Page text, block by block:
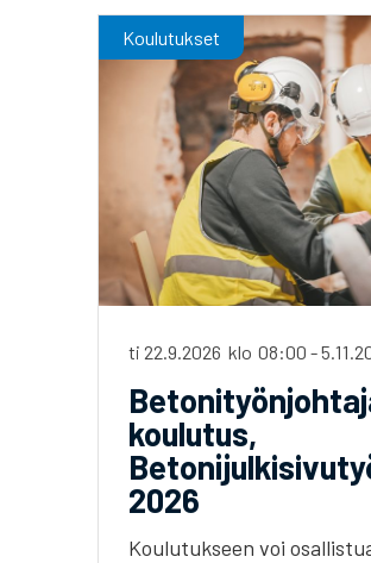
Koulutukset
ti 22.9.2026 klo 08:00 -
koulutus,
2026
Koulutukseen voi